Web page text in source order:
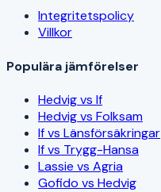
Integritetspolicy
Villkor
Populära jämförelser
Hedvig vs If
Hedvig vs Folksam
If vs Länsförsäkringar
If vs Trygg-Hansa
Lassie vs Agria
Gofido vs Hedvig